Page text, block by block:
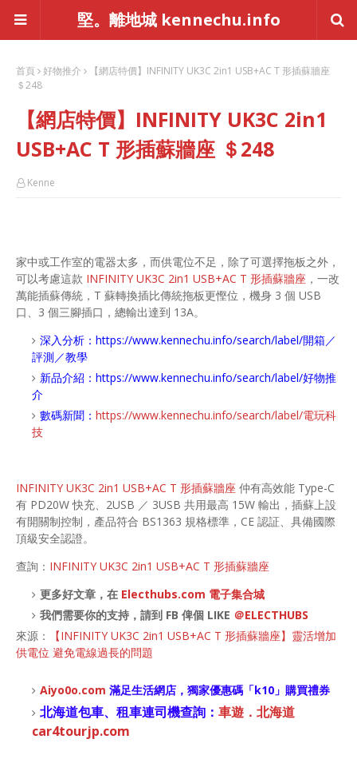
堅。離地城 kennechu.info
首頁 好物推介
【網店特價】INFINITY UK3C 2in1 USB+AC T 形插蘇牆座
＄248
【網店特價】INFINITY UK3C 2in1
USB+AC T 形插蘇牆座 ＄248
Kenne
家中或工作室的電器太多，而供電位不足，除了可選擇拖板之外，
可以考慮這款 INFINITY UK3C 2in1 USB+AC T 形插蘇牆座 ，一改
萬能插蘇傳統，T 蘇轉換插比傳統拖板更慳位，機身 3 個 USB
口、3 個三腳插口，總輸出達到 13A。
深入分析： https://www.kennechu.info/search/label/開箱／
評測／教學
新品介紹： https://www.kennechu.info/search/label/好物推
介
數碼新聞： https://www.kennechu.info/search/label/電玩科
技
INFINITY UK3C 2in1 USB+AC T 形插蘇牆座 仲有高效能 Type-C
有 PD20W 快充、2USB ／ 3USB 共用最高 15W 輸出，插蘇上設
有開關制控制，產品符合 BS1363 規格標準，CE 認証、具備國際
頂級安全認證。
查詢： INFINITY UK3C 2in1 USB+AC T 形插蘇牆座
更多好文章，在 Electhubs.com 電子集合城
我們需要你的支持，請到 FB 俾個 LIKE ＠ELECTHUBS
來源：
【INFINITY UK3C 2in1 USB+AC T 形插蘇牆座】靈活增加
供電位 避免電線過長的問題
Aiyo0o.com 滿足生活網店， 獨家優惠碼「k10 」購買禮券
北海道包車、租車連司機查詢： 車遊．北海道
car4tourjp.com